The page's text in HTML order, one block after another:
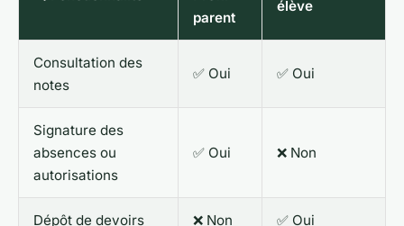
parent
élève
Consultation des
notes
✅ Oui ✅ Oui
Signature des
absences ou
autorisations
✅ Oui ❌ Non
Dépôt de devoirs ❌ Non ✅ Oui